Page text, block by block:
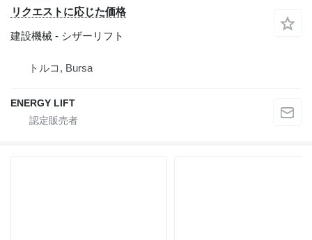
リクエストに応じた価格
建設機械 - シザーリフト
トルコ, Bursa
ENERGY LIFT